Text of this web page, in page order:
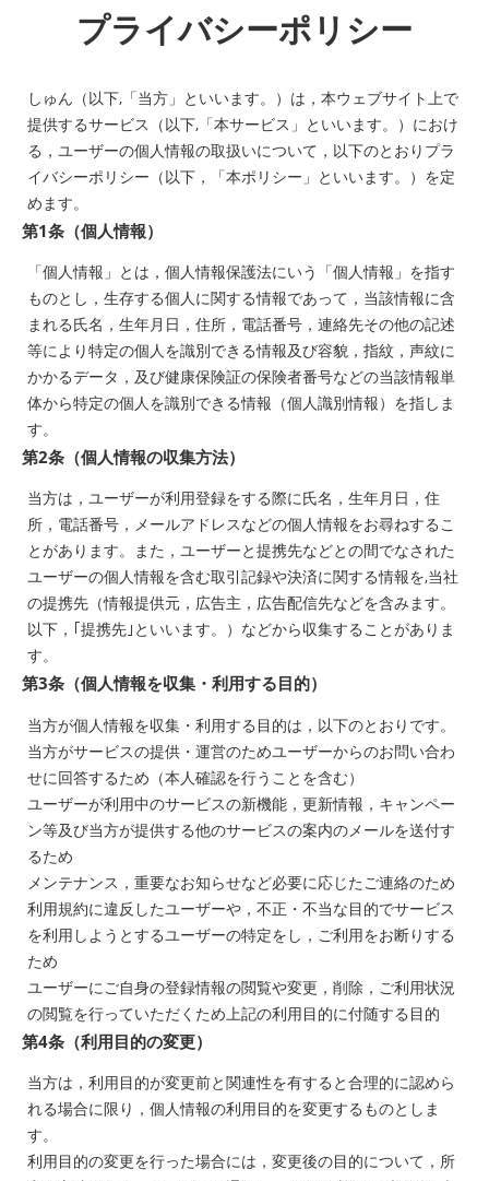
プライバシーポリシー
しゅん（以下,「当方」といいます。）は，本ウェブサイト上で
提供するサービス（以下,「本サービス」といいます。）におけ
る，ユーザーの個人情報の取扱いについて，以下のとおりプラ
イバシーポリシー（以下，「本ポリシー」といいます。）を定
めます。
第1条（個人情報）
「個人情報」とは，個人情報保護法にいう「個人情報」を指す
ものとし，生存する個人に関する情報であって，当該情報に含
まれる氏名，生年月日，住所，電話番号，連絡先その他の記述
等により特定の個人を識別できる情報及び容貌，指紋，声紋に
かかるデータ，及び健康保険証の保険者番号などの当該情報単
体から特定の個人を識別できる情報（個人識別情報）を指しま
す。
第2条（個人情報の収集方法）
当方は，ユーザーが利用登録をする際に氏名，生年月日，住
所，電話番号，メールアドレスなどの個人情報をお尋ねするこ
とがあります。また，ユーザーと提携先などとの間でなされた
ユーザーの個人情報を含む取引記録や決済に関する情報を,当社
の提携先（情報提供元，広告主，広告配信先などを含みます。
以下，｢提携先｣といいます。）などから収集することがありま
す。
第3条（個人情報を収集・利用する目的）
当方が個人情報を収集・利用する目的は，以下のとおりです。
当方がサービスの提供・運営のためユーザーからのお問い合わ
せに回答するため（本人確認を行うことを含む）
ユーザーが利用中のサービスの新機能，更新情報，キャンペー
ン等及び当方が提供する他のサービスの案内のメールを送付す
るため
メンテナンス，重要なお知らせなど必要に応じたご連絡のため
利用規約に違反したユーザーや，不正・不当な目的でサービス
を利用しようとするユーザーの特定をし，ご利用をお断りする
ため
ユーザーにご自身の登録情報の閲覧や変更，削除，ご利用状況
の閲覧を行っていただくため上記の利用目的に付随する目的
第4条（利用目的の変更）
当方は，利用目的が変更前と関連性を有すると合理的に認めら
れる場合に限り，個人情報の利用目的を変更するものとしま
す。
利用目的の変更を行った場合には，変更後の目的について，所